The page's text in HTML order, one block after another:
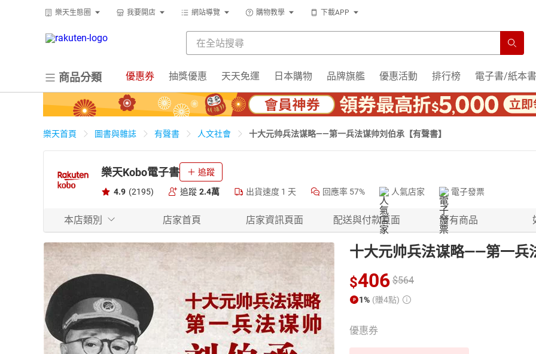
樂天生態圈 我要開店 網站導覽 購物教學 下載APP
商品分類 優惠券 抽獎優惠 天天免運 日本購物 品牌旗艦 優惠活動 排行榜 電子書/紙本書
樂天首頁 圖書與雜誌 有聲書 人文社會 十大元帅兵法谋略——第一兵法谋帅刘伯承【有聲書】
樂天Kobo電子書 追蹤
4.9 (2195) 追蹤 2.4萬 出貨速度 1 天 回應率 57% 人氣店家 電子發票
本店類別 店家首頁 店家資訊頁面 配送與付款頁面 所有商品
十大元帅兵法谋略——第一兵
$406 $564
1% (賺4點)
優惠券